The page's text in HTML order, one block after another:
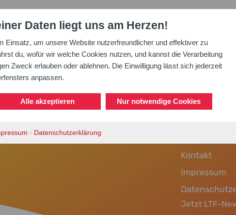
Daten liegt uns am Herzen!
um unsere Website nutzerfreundlicher und effektiver zu
du, wofür wir welche Cookies nutzen, und kannst die Verarbeitung
Zweck erlauben oder ablehnen. Die Einwilligung lässt sich jederzeit
anpassen.
Alle akzeptieren Nur notwendige Cookies
· Datenschutzerklärung
Kontakt
Impressum
Jetzt LTF-